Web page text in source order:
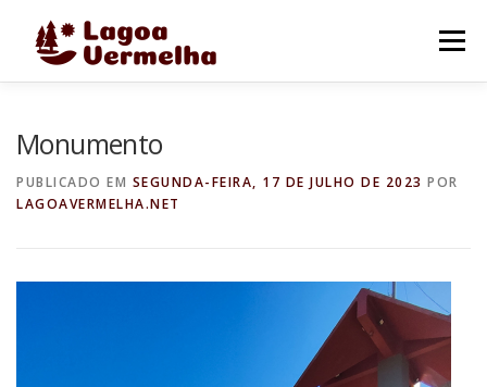
Menu
FALE CONOSCO
Monumento
PUBLICADO EM SEGUNDA-FEIRA, 17 DE JULHO DE 2023 POR
LAGOAVERMELHA.NET